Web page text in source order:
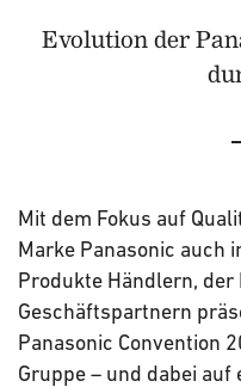
Evolution der
Mit dem Fokus auf
Marke Panasonic auch
Produkte Händlern, der
Geschäftspartnern
Panasonic Convention
Gruppe – und dabei